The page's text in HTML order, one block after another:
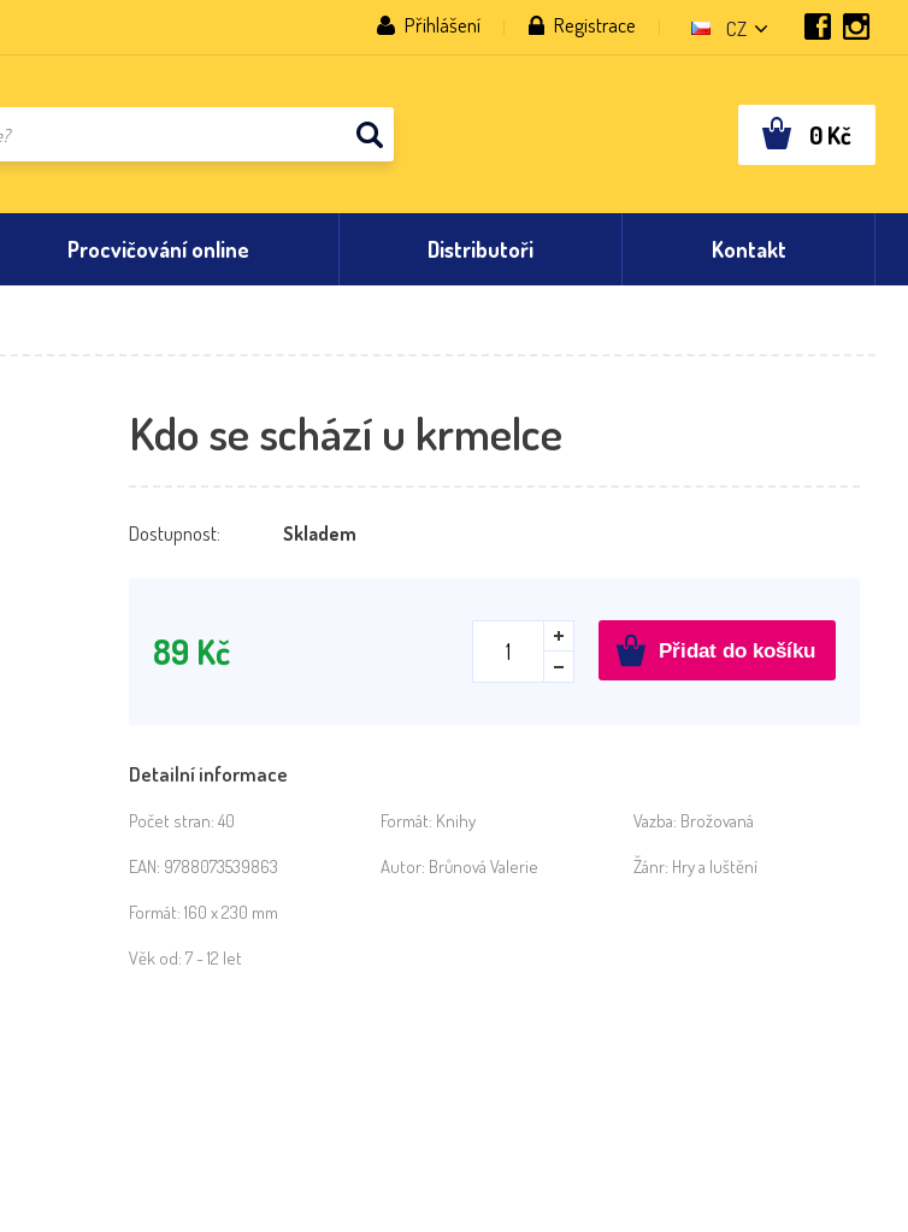
Přihlášení Registrace CZ
0Kč
Procvičování online Distributoři Kontakt
Kdo se schází u krmelce
Dostupnost: Skladem
89 Kč Přidat do košíku
Detailní informace
Počet stran: 40
EAN: 9788073539863
Formát: 160 x 230 mm
Věk od: 7 - 12 let
Formát: Knihy
Autor: Brůnová Valerie
Vazba: Brožovaná
Žánr: Hry a luštění